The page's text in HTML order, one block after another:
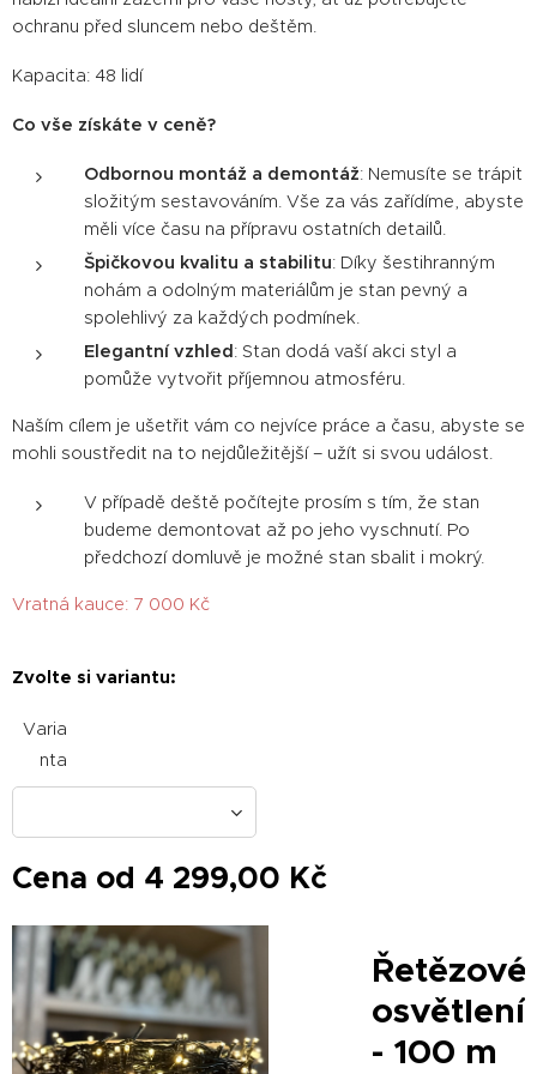
ochranu před sluncem nebo deštěm.
Kapacita: 48 lidí
Co vše získáte v ceně?
Odbornou montáž a demontáž: Nemusíte se trápit
složitým sestavováním. Vše za vás zařídíme, abyste
měli více času na přípravu ostatních detailů.
Špičkovou kvalitu a stabilitu: Díky šestihranným
nohám a odolným materiálům je stan pevný a
spolehlivý za každých podmínek.
Elegantní vzhled: Stan dodá vaší akci styl a
pomůže vytvořit příjemnou atmosféru.
Naším cílem je ušetřit vám co nejvíce práce a času, abyste se
mohli soustředit na to nejdůležitější – užít si svou událost.
V případě deště počítejte prosím s tím, že stan
budeme demontovat až po jeho vyschnutí. Po
předchozí domluvě je možné stan sbalit i mokrý.
Vratná kauce: 7 000 Kč
Zvolte si variantu:
Varia
nta
Cena od 4 299,00 Kč
m
Řetězové
osvětlení
- 100 m